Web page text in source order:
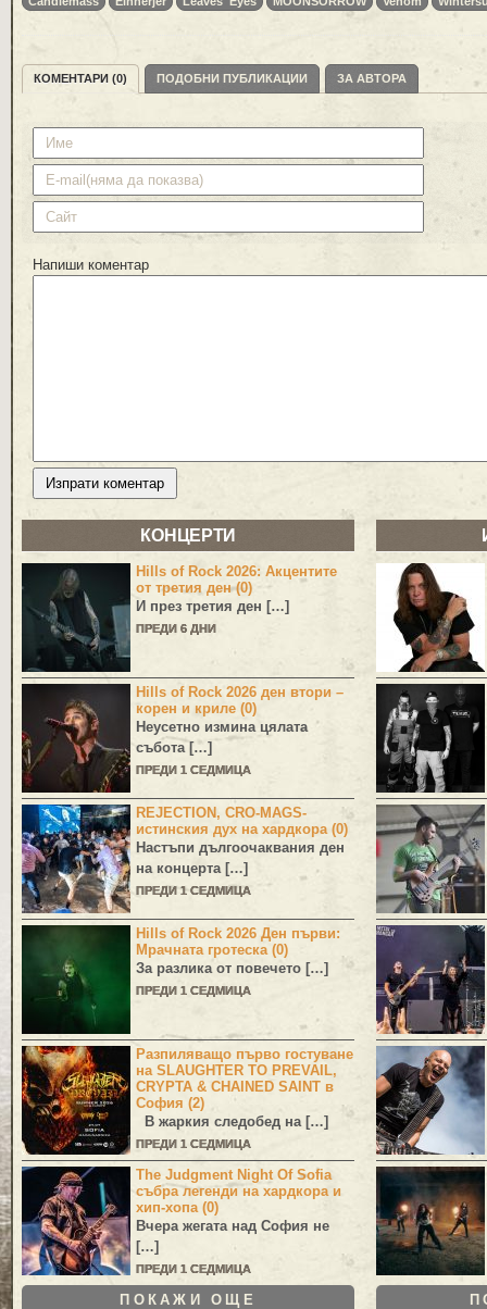
КОМЕНТАРИ (0) ПОДОБНИ ПУБЛИКАЦИИ ЗА АВТОРА
Напиши коментар
КОНЦЕРТИ
Hills of Rock 2026: Акцентите
от третия ден (0)
И през третия ден […]
ПРЕДИ 6 ДНИ
Hills of Rock 2026 ден втори –
корен и криле (0)
Неусетно измина цялата
събота […]
ПРЕДИ 1 СЕДМИЦА
REJECTION, CRO-MAGS-
истинския дух на хардкора (0)
Настъпи дългоочаквания ден
на концерта […]
ПРЕДИ 1 СЕДМИЦА
Hills of Rock 2026 Ден първи:
Мрачната гротеска (0)
За разлика от повечето […]
ПРЕДИ 1 СЕДМИЦА
Разпиляващо първо гостуване
на SLAUGHTER TO PREVAIL,
CRYPTA & CHAINED SAINT в
София (2)
В жаркия следобед на […]
ПРЕДИ 1 СЕДМИЦА
The Judgment Night Of Sofia
събра легенди на хардкора и
хип-хопа (0)
Вчера жегата над София не
[…]
ПРЕДИ 1 СЕДМИЦА
ПОКАЖИ ОЩЕ